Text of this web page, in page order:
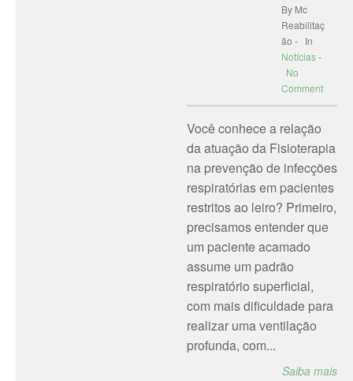
By Mc
Reabilitaç
ão - In
Notícias-
No
Comment
Você conhece a relação
da atuação da Fisioterapia
na prevenção de infecções
respiratórias em pacientes
restritos ao leiro? Primeiro,
precisamos entender que
um paciente acamado
assume um padrão
respiratório superficial,
com mais dificuldade para
realizar uma ventilação
profunda, com...
Saiba mais